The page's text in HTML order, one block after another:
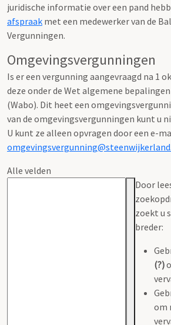
juridische informatie over een pand
afspraak met een medewerker van de
Vergunningen.
Omgevingsvergunningen
Is er een vergunning aangevraagd na 1
deze onder de Wet algemene
(Wabo). Dit heet een
van de omgevingsvergunningen kunt u
U kunt ze alleen opvragen door een e-
Alle velden
Door
zoekt u
breder:
(?)
om